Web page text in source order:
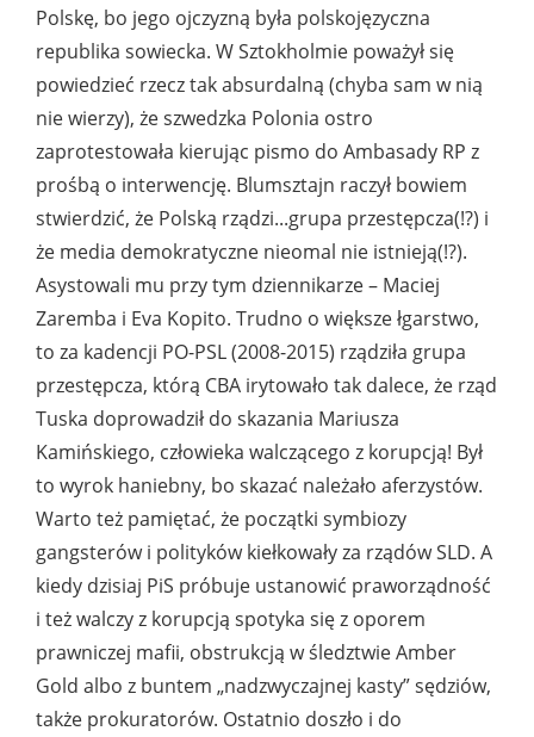
Polskę, bo jego ojczyzną była polskojęzyczna
republika sowiecka. W Sztokholmie poważył się
powiedzieć rzecz tak absurdalną (chyba sam w nią
nie wierzy), że szwedzka Polonia ostro
zaprotestowała kierując pismo do Ambasady RP z
prośbą o interwencję. Blumsztajn raczył bowiem
stwierdzić, że Polską rządzi...grupa przestępcza(!?) i
że media demokratyczne nieomal nie istnieją(!?).
Asystowali mu przy tym dziennikarze – Maciej
Zaremba i Eva Kopito. Trudno o większe łgarstwo,
to za kadencji PO-PSL (2008-2015) rządziła grupa
przestępcza, którą CBA irytowało tak dalece, że rząd
Tuska doprowadził do skazania Mariusza
Kamińskiego, człowieka walczącego z korupcją! Był
to wyrok haniebny, bo skazać należało aferzystów.
Warto też pamiętać, że początki symbiozy
gangsterów i polityków kiełkowały za rządów SLD. A
kiedy dzisiaj PiS próbuje ustanowić praworządność
i też walczy z korupcją spotyka się z oporem
prawniczej mafii, obstrukcją w śledztwie Amber
Gold albo z buntem „nadzwyczajnej kasty” sędziów,
także prokuratorów. Ostatnio doszło i do